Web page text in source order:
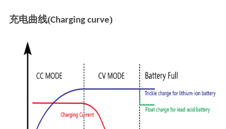
充电曲线(Charging curve)